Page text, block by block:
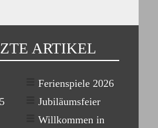
ARTIKEL
Ferienspiele 2026
Jubiläumsfeier
Willkommen in